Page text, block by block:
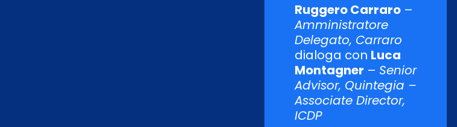
Ruggero Carraro–
Amministratore
Delegato, Carraro
dialoga con Luca
Montagner – Senior
Advisor, Quintegia –
Associate Director,
ICDP